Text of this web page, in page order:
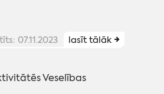
07.11.2023 lasīt tālāk
Veselības